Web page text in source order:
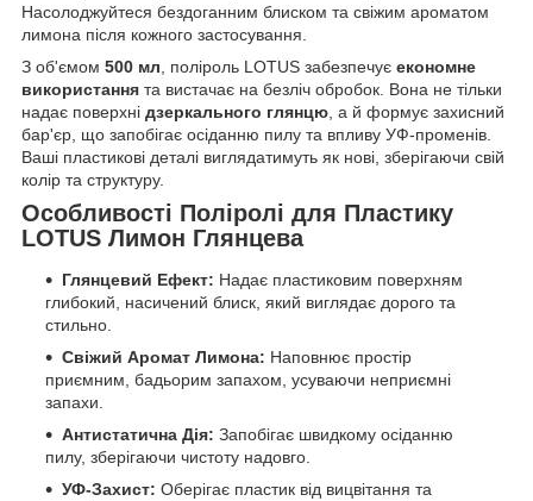
Насолоджуйтеся бездоганним блиском та свіжим ароматом
лимона після кожного застосування.
З об'ємом 500 мл , поліроль LOTUS забезпечує економне
використання та вистачає на безліч обробок. Вона не тільки
надає поверхні дзеркального глянцю , а й формує захисний
бар'єр, що запобігає осіданню пилу та впливу УФ-променів.
Ваші пластикові деталі виглядатимуть як нові, зберігаючи свій
колір та структуру.
Особливості Поліролі для Пластику
LOTUS Лимон Глянцева
Глянцевий Ефект: Надає пластиковим поверхням
глибокий, насичений блиск, який виглядає дорого та
стильно.
Свіжий Аромат Лимона: Наповнює простір
приємним, бадьорим запахом, усуваючи неприємні
запахи.
Антистатична Дія: Запобігає швидкому осіданню
пилу, зберігаючи чистоту надовго.
УФ-Захист: Оберігає пластик від вицвітання та